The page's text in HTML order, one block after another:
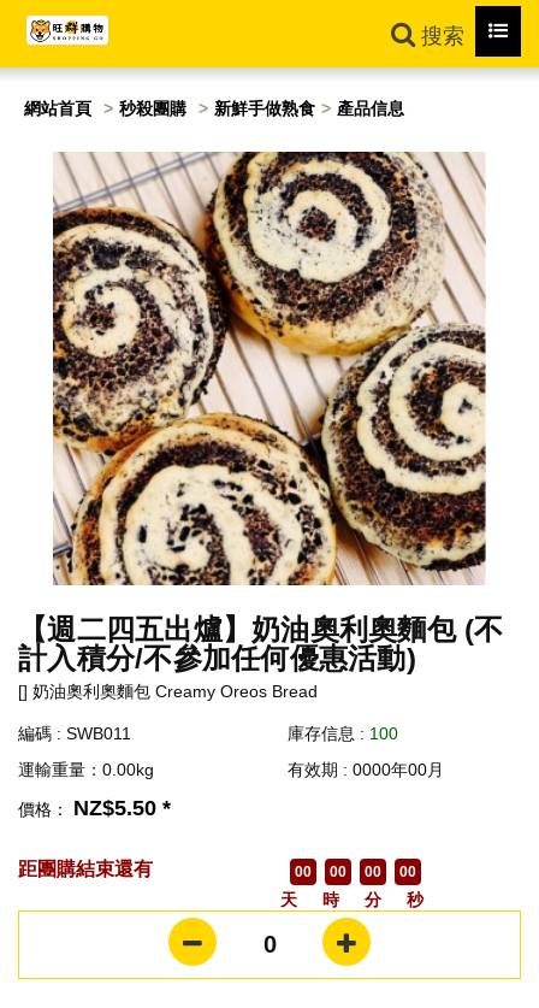
搜索
網站首頁 秒殺團購 新鮮手做熟食 產品信息
【週二四五出爐】奶油奧利奧麵包 (不
計入積分/不參加任何優惠活動)
[] 奶油奧利奧麵包 Creamy Oreos Bread
編碼 : SWB011 庫存信息 : 100
運輸重量：0.00kg
有效期 : 0000年00月
價格： NZ$5.50 *
距團購結束還有 00 00 00 00
天 時 分 秒
0